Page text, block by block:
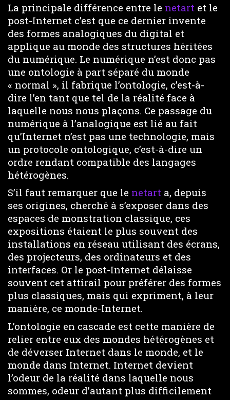
La principale différence entre le netart et le
post-Internet c’est que ce dernier invente
des formes analogiques du digital et
applique au monde des structures héritées
du numérique. Le numérique n’est donc pas
une ontologie à part séparé du monde
« normal », il fabrique l’ontologie, c’est-à-
dire l’en tant que tel de la réalité face à
laquelle nous nous plaçons. Ce passage du
numérique à l’analogique est lié au fait
qu’Internet n’est pas une technologie, mais
un protocole ontologique, c’est-à-dire un
ordre rendant compatible des langages
hétérogènes.
S’il faut remarquer que le netart a, depuis
ses origines, cherché à s’exposer dans des
espaces de monstration classique, ces
expositions étaient le plus souvent des
installations en réseau utilisant des écrans,
des projecteurs, des ordinateurs et des
interfaces. Or le post-Internet délaisse
souvent cet attirail pour préférer des formes
plus classiques, mais qui expriment, à leur
manière, ce monde-Internet.
L’ontologie en cascade est cette manière de
relier entre eux des mondes hétérogènes et
de déverser Internet dans le monde, et le
monde dans Internet. Internet devient
l’odeur de la réalité dans laquelle nous
sommes, odeur d’autant plus difficilement